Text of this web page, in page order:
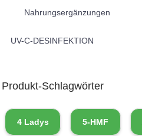
Nahrungsergänzungen
UV-C-DESINFEKTION
Produkt-Schlagwörter
4 Ladys 5-HMF